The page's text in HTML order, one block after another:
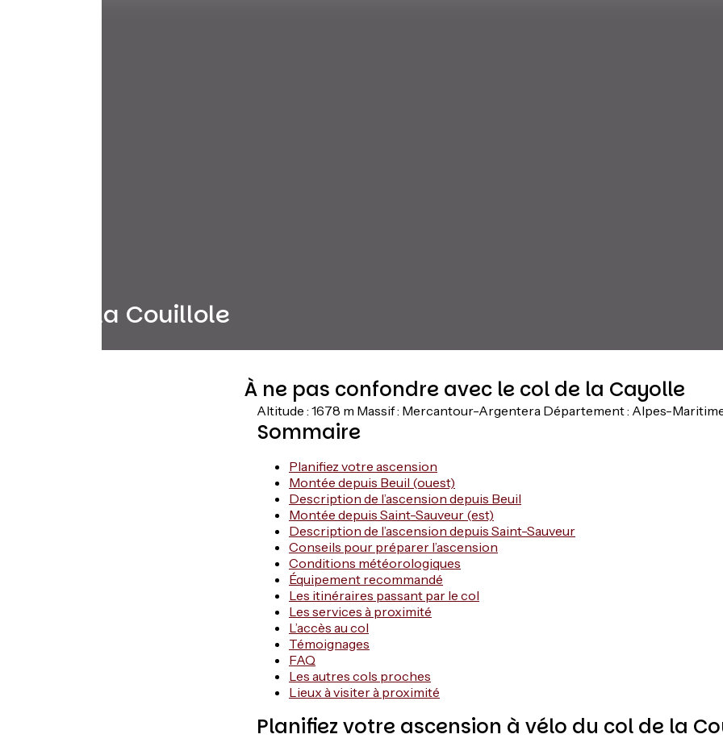
Col de la Couillole
À ne pas confondre avec le col de la Cayolle
Altitude : 1678 m Massif : Mercantour-Argentera Département : Alpes-
Sommaire
Planifiez votre ascension
Montée depuis Beuil (ouest)
Description de l’ascension depuis Beuil
Montée depuis Saint-Sauveur (est)
Description de l’ascension depuis Saint-Sauveur
Conseils pour préparer l’ascension
Conditions météorologiques
Équipement recommandé
Les itinéraires passant par le col
Les services à proximité
L’accès au col
Témoignages
FAQ
Les autres cols proches
Lieux à visiter à proximité
Planifiez votre ascension à vélo du col de la